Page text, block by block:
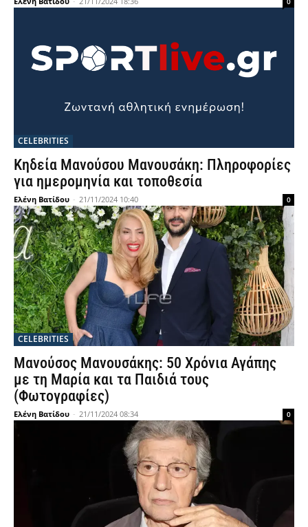
CELEBRITIES
Κηδεία Μανούσου Μανουσάκη: Πληροφορίες
για ημερομηνία και τοποθεσία
Ελένη Βατίδου - 21/11/2024 10:40 0
CELEBRITIES
Μανούσος Μανουσάκης: 50 Χρόνια Αγάπης
με τη Μαρία και τα Παιδιά τους
(Φωτογραφίες)
Ελένη Βατίδου - 21/11/2024 08:34 0